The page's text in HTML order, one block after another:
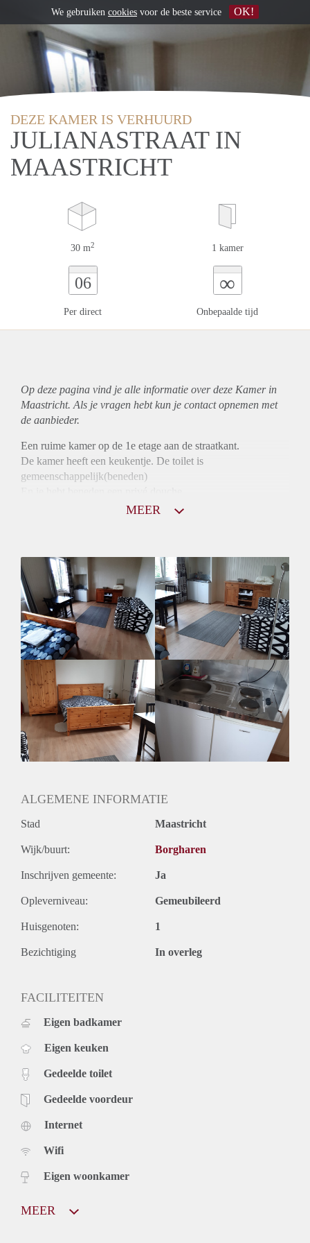
DEZE KAMER IS VERHUURD
JULIANASTRAAT IN
MAASTRICHT
30 m2 1 kamer
06
Per direct
∞
Onbepaalde tijd
Op deze pagina vind je alle informatie over deze Kamer in
Maastricht. Als je vragen hebt kun je contact opnemen met
de aanbieder.
Een ruime kamer op de 1e etage aan de straatkant.
De kamer heeft een keukentje. De toilet is
gemeenschappelijk(beneden)
De prijs is inclusief energie en Wifi € 450 per maand. Op
MEER
ALGEMENE INFORMATIE
Stad Maastricht
Wijk/buurt: Borgharen
Inschrijven gemeente: Ja
Opleverniveau: Gemeubileerd
Huisgenoten: 1
Bezichtiging In overleg
FACILITEITEN
Eigen badkamer
Eigen keuken
Gedeelde toilet
Gedeelde voordeur
Internet
Wifi
Eigen woonkamer
MEER
We gebruiken cookies voor de beste service OK!